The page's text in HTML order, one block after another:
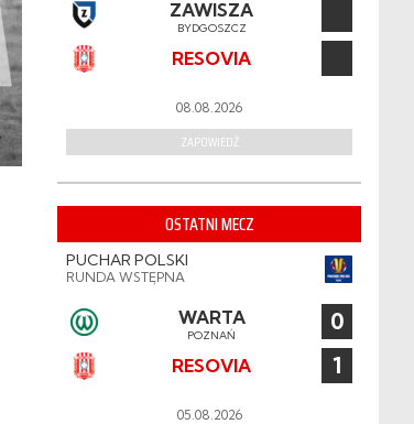
ZAWISZA
BYDGOSZCZ
RESOVIA
08.08.2026
ZAPOWIEDŹ
OSTATNI MECZ
PUCHAR POLSKI
RUNDA WSTĘPNA
WARTA
POZNAŃ 0
RESOVIA 1
05.08.2026